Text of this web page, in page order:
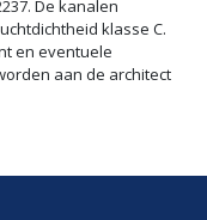
De kanalen
klasse C.
en eventuele
aan de architect